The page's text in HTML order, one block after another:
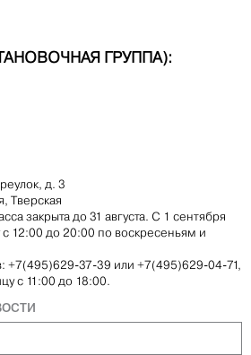
ГРУППА):
д. 3
Тверская
закрыта до 31 августа. С 1 сентября
с 12:00 до 20:00 по воскресеньям и
+7(495)629-37-39 или +7(495)629-04-71,
с 11:00 до 18:00.